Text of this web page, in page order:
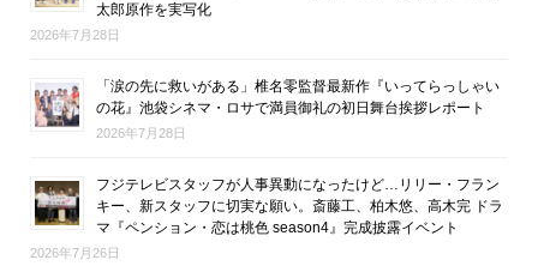
太郎原作を実写化
2026年7月28日
「涙の先に救いがある」椎名零監督最新作『いってらっしゃい
の花』池袋シネマ・ロサで満員御礼の初日舞台挨拶レポート
2026年7月28日
フジテレビスタッフが人事異動になったけど…リリー・フラン
キー、新スタッフに切実な願い。斎藤工、柏木悠、高木完 ドラ
マ『ペンション・恋は桃色 season4』完成披露イベント
2026年7月26日